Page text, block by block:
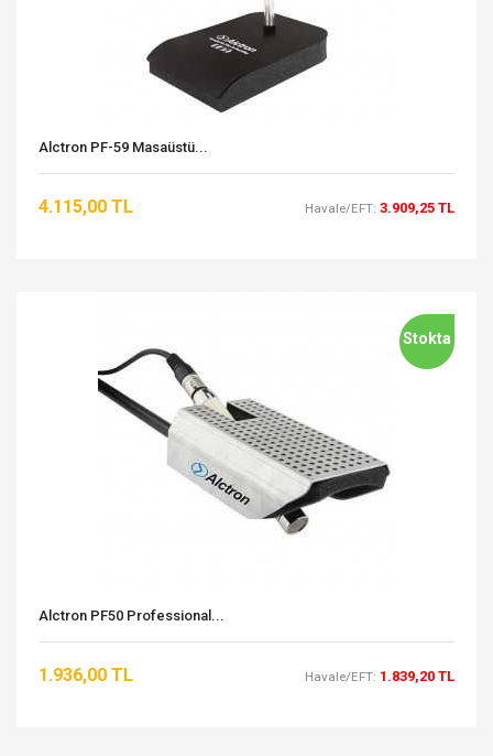
Alctron PF-59 Masaüstü...
4.115,00 TL Havale/EFT: 3.909,25 TL
Stokta
Alctron PF50 Professional...
1.936,00 TL Havale/EFT: 1.839,20 TL